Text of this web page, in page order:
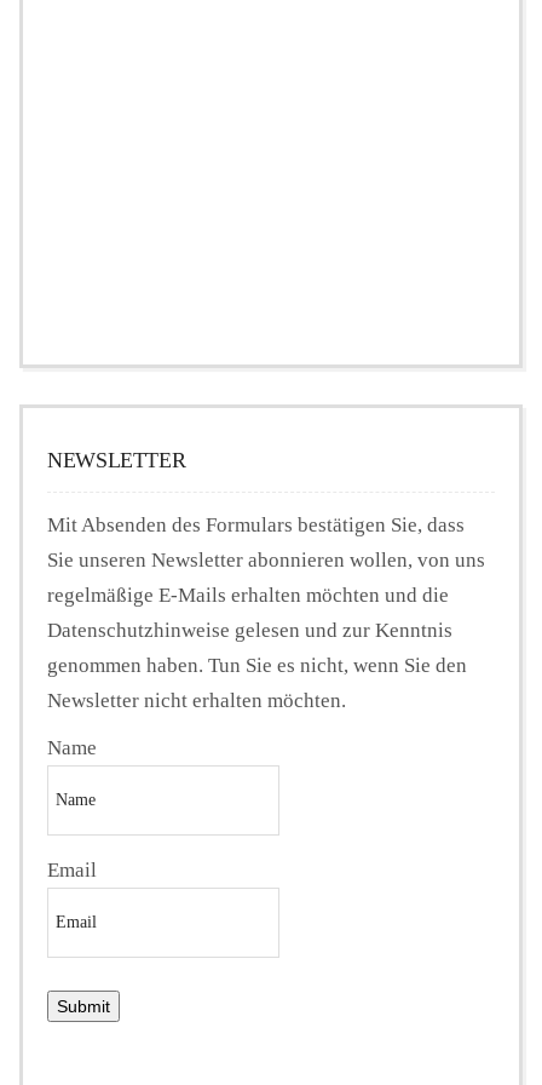
NEWSLETTER
Mit Absenden des Formulars bestätigen Sie, dass
Sie unseren Newsletter abonnieren wollen, von uns
regelmäßige E-Mails erhalten möchten und die
Datenschutzhinweise gelesen und zur Kenntnis
genommen haben. Tun Sie es nicht, wenn Sie den
Newsletter nicht erhalten möchten.
Name
Email